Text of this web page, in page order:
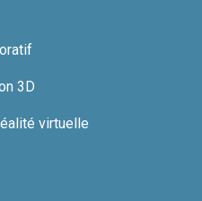
3D
virtuelle